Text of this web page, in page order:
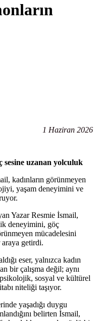
1 Haziran 2026
sesine uzanan yolculuk
kadınların görünmeyen
yaşam deneyimini ve
Yazar Resmie İsmail,
deneyimini, göç
mücadelesini
araya getirdi.
eser, yalnızca kadın
bir çalışma değil; aynı
sosyal ve kültürel
niteliği taşıyor.
yaşadığı duygu
belirten İsmail,